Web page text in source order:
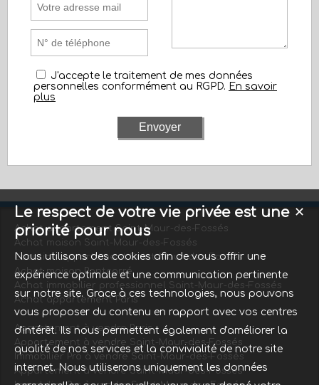
J'accepte le traitement de mes données
personnelles conformément au RGPD. En savoir
plus
Achat appartement Saint-Maur-des-Fossés
Achat maison Saint-Maur-des-Fossés
Location appartement Saint-Maur-des-Fossés
Achat maison Pontcarré
Achat immobilier professionnel Saint-Maur-des-Fossés
Achat appartement Paris
Appartement à vendre Paris
Appartement à vendre Saint-Maur-des-Fossés
Immobilier Pro à vendre Saint-Maur-des-Fossés
Appartement à vendre Saint-Maur-des-Fossés
✕
Le respect de votre vie privée est une
priorité pour nous
Nous utilisons des cookies afin de vous offrir une
expérience optimale et une communication pertinente
sur notre site. Grace à ces technologies, nous pouvons
vous proposer du contenu en rapport avec vos centres
d'intérêt. Ils nous permettent également d'améliorer la
qualité de nos services et la convivialité de notre site
internet. Nous utiliserons uniquement les données